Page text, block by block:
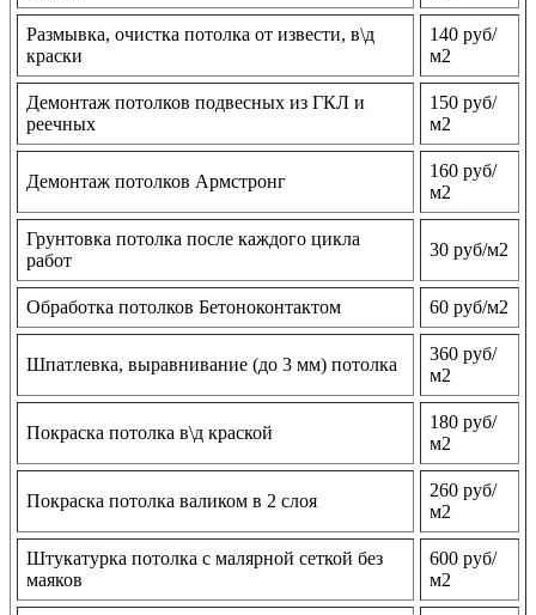
Размывка, очистка потолка от извести, в\д
краски
140 руб/
м2
Демонтаж потолков подвесных из ГКЛ и
реечных
150 руб/
м2
Демонтаж потолков Армстронг
160 руб/
м2
Грунтовка потолка после каждого цикла
работ
30 руб/м2
Обработка потолков Бетоноконтактом 60 руб/м2
Шпатлевка, выравнивание (до 3 мм) потолка
360 руб/
м2
Покраска потолка в\д краской
180 руб/
м2
Покраска потолка валиком в 2 слоя
260 руб/
м2
Штукатурка потолка с малярной сеткой без
маяков
600 руб/
м2